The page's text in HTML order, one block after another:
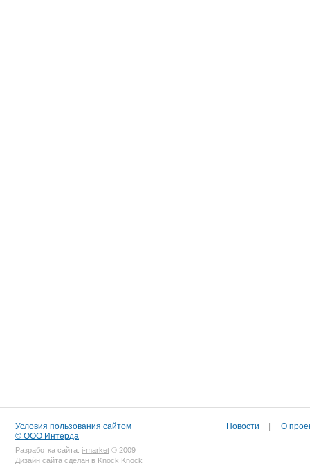
Условия пользования сайтом
© ООО Интерда
Разработка сайта: i-market © 2009
Дизайн сайта сделан в Knock Knock
Новости О